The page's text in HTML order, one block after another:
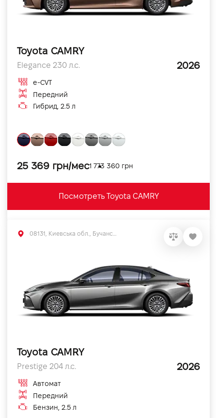
Toyota CAMRY
Elegance 230 л.с. 2026
e-CVT
Передний
Гибрид, 2.5 л
25 369 грн/мес1 773 360 грн
Посмотреть Toyota CAMRY
Toyota CAMRY
Prestige 204 л.с. 2026
Автомат
Передний
Бензин, 2.5 л